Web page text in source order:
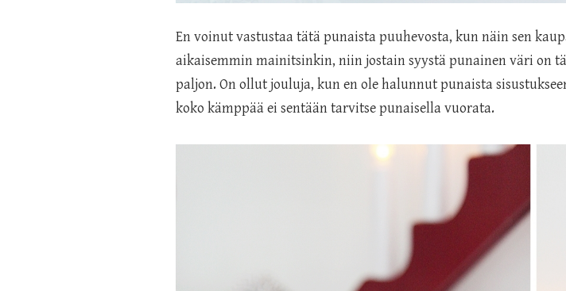
En voinut vastustaa tätä punaista puuhevosta, kun näin sen
aikaisemmin mainitsinkin, niin jostain syystä punainen väri on
paljon. On ollut jouluja, kun en ole halunnut punaista
koko kämppää ei sentään tarvitse punaisella vuorata.